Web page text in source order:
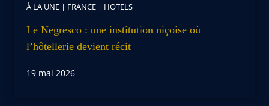
À LA UNE | FRANCE | HOTELS
Le Negresco : une institution niçoise où
l’hôtellerie devient récit
19 mai 2026